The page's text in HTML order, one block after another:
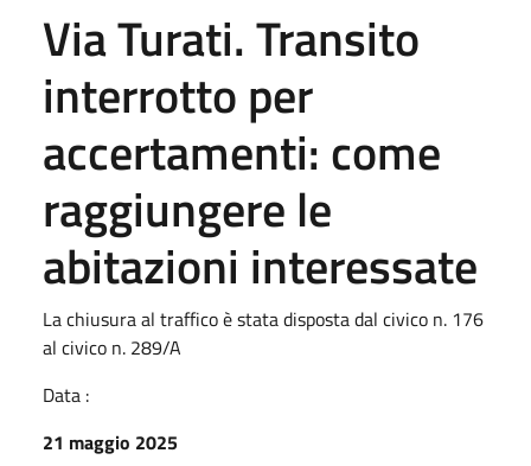
Via Turati. Transito
interrotto per
accertamenti: come
raggiungere le
abitazioni interessate
La chiusura al traffico è stata disposta dal civico n. 176
al civico n. 289/A
Data :
21 maggio 2025